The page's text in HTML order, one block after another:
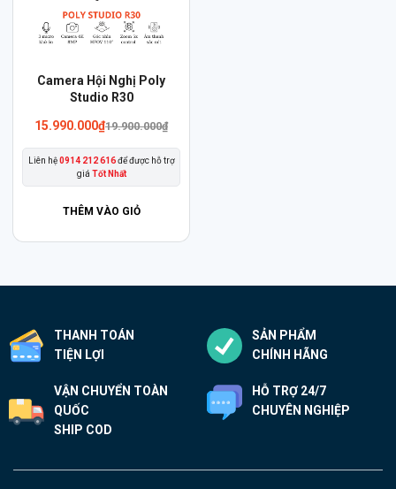
Camera Hội Nghị Poly
Studio R30
19.900.000₫
Giá
19.900.000₫.
15.990.000₫Giá
là:
15.990.000₫.
Liên hệ0914 212 616để được hỗ trợ
giá Tốt Nhất
THÊM VÀO GIỎ
THANH TOÁN
TIỆN LỢI
SẢN PHẨM
CHÍNH HÃNG
VẬN CHUYỂN TOÀN
QUỐC
SHIP COD
HỖ TRỢ 24/7
CHUYÊN NGHIỆP